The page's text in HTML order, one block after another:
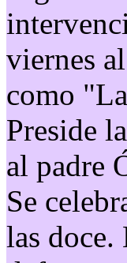
viernes
como
Preside
al padre
Se
las